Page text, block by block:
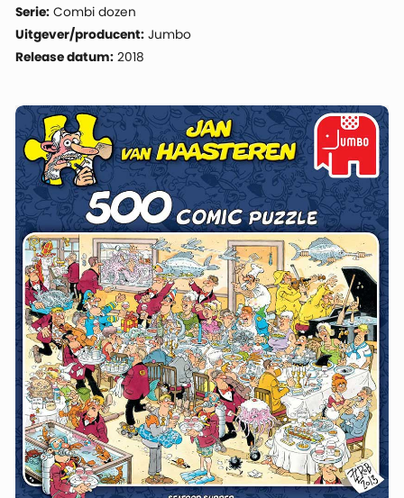
Serie: Combi dozen
Uitgever/producent: Jumbo
Release datum: 2018